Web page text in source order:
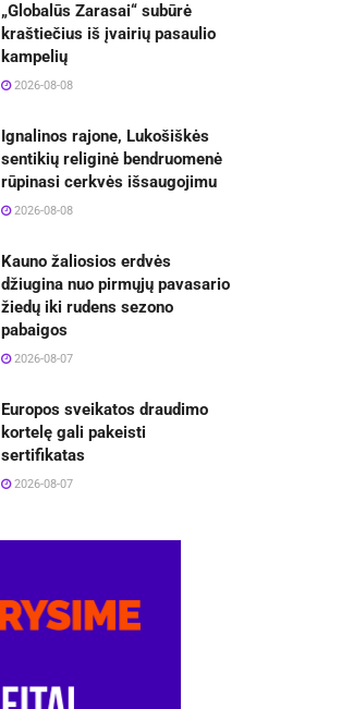
„Globalūs Zarasai“ subūrė
kraštiečius iš įvairių pasaulio
kampelių
2026-08-08
Ignalinos rajone, Lukošiškės
sentikių religinė bendruomenė
rūpinasi cerkvės išsaugojimu
2026-08-08
Kauno žaliosios erdvės
džiugina nuo pirmųjų pavasario
žiedų iki rudens sezono
pabaigos
2026-08-07
Europos sveikatos draudimo
kortelę gali pakeisti
sertifikatas
2026-08-07